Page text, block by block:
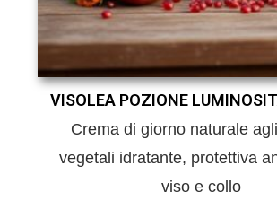
VISOLEA POZIONE
Crema di giorno naturale
vegetali idratante, protettiva
viso e collo